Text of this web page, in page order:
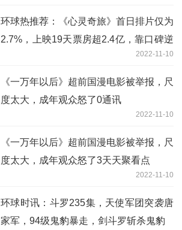
环球热推荐：《心灵奇旅》首日排片仅为
2.7%，上映19天票房超2.4亿，靠口碑逆
2022-11-10
《一万年以后》超前国漫电影被举报，尺
度太大，成年观众怒了0通讯
2022-11-10
《一万年以后》超前国漫电影被举报，尺
度太大，成年观众怒了3天天聚看点
2022-11-10
环球时讯：斗罗235集，天使军团突袭唐
家军，94级鬼豹暴走，剑斗罗斩杀鬼豹